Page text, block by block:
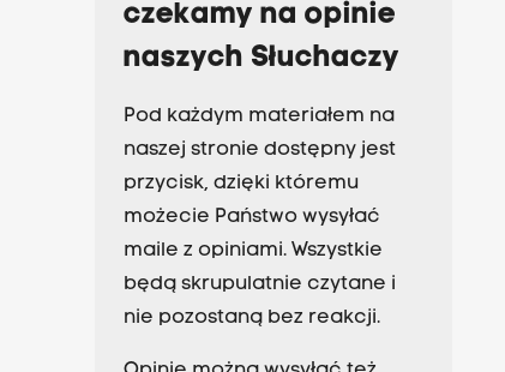
czekamy na opinie
naszych Słuchaczy
Pod każdym materiałem na
naszej stronie dostępny jest
przycisk, dzięki któremu
możecie Państwo wysyłać
maile z opiniami. Wszystkie
będą skrupulatnie czytane i
nie pozostaną bez reakcji.